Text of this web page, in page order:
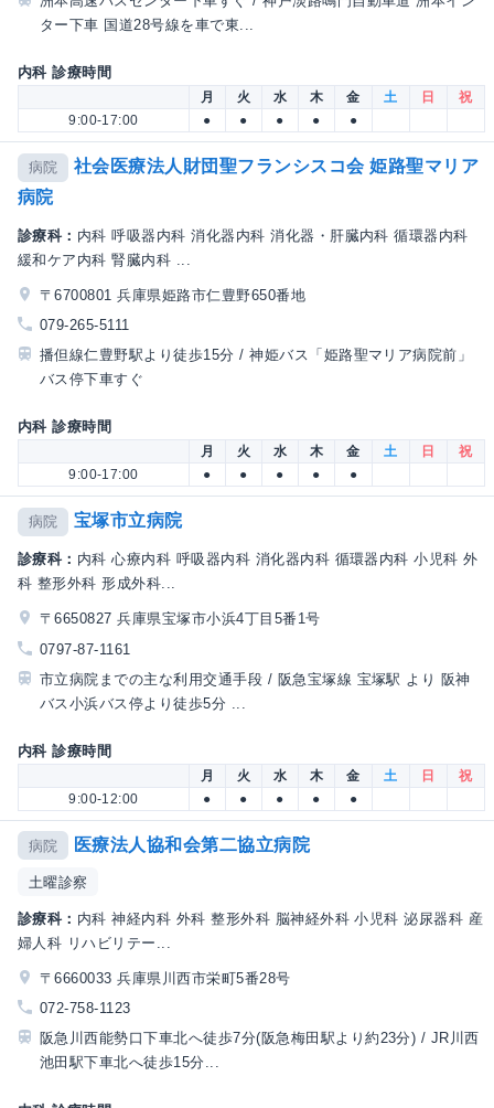
ター下車 国道28号線を車で東...
内科 診療時間
月 火 水 木 金 土 日
祝
9:00-17:00
● ● ● ● ●
病院
社会医療法人財団聖フランシスコ会 姫路聖マリア
病院
診療科： 内科 呼吸器内科 消化器内科 消化器・肝臓内科 循環器内科
緩和ケア内科 腎臓内科 ...
〒6700801 兵庫県姫路市仁豊野650番地
079-265-5111
播但線仁豊野駅より徒歩15分 / 神姫バス「姫路聖マリア病院前」
バス停下車すぐ
内科 診療時間
月 火 水 木 金 土 日
祝
9:00-17:00
● ● ● ● ●
病院 宝塚市立病院
診療科： 内科 心療内科 呼吸器内科 消化器内科 循環器内科 小児科 外
科 整形外科 形成外科...
〒6650827 兵庫県宝塚市小浜4丁目5番1号
0797-87-1161
市立病院までの主な利用交通手段 / 阪急宝塚線 宝塚駅 より 阪神
バス小浜バス停より徒歩5分 ...
内科 診療時間
月 火 水 木 金 土 日
祝
9:00-12:00
● ● ● ● ●
病院 医療法人協和会第二協立病院
土曜診察
診療科： 内科 神経内科 外科 整形外科 脳神経外科 小児科 泌尿器科 産
婦人科 リハビリテー...
〒6660033 兵庫県川西市栄町5番28号
072-758-1123
阪急川西能勢口下車北へ徒歩7分(阪急梅田駅より約23分) / JR川西
池田駅下車北へ徒歩15分...